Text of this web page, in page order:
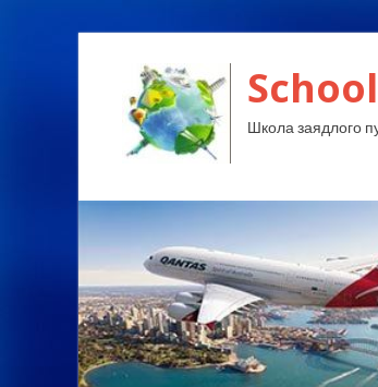
Школа заядлого